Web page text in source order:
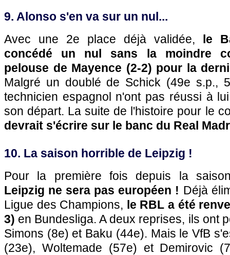
9. Alonso s'en va sur un nul...
Avec une 2e place déjà validée, le
concédé un nul sans la moindre
pelouse de Mayence (2-2) pour la
Malgré un doublé de Schick (49e s.p.,
technicien espagnol n'ont pas réussi à
son départ. La suite de l'histoire pour le
devrait s'écrire sur le banc du Real
10. La saison horrible de Leipzig !
Pour la première fois depuis la
Leipzig ne sera pas européen ! Déjà
Ligue des Champions, le RBL a été
3) en Bundesliga. A deux reprises, ils ont
Simons (8e) et Baku (44e). Mais le VfB
(23e), Woltemade (57e) et Demirovic